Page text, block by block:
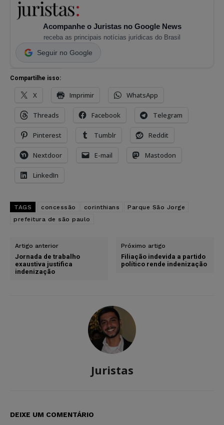
Acompanhe o Juristas no Google News
receba as principais notícias jurídicas do Brasil
Seguir no Google
Compartilhe isso:
X Imprimir WhatsApp
Threads Facebook Telegram
Pinterest Tumblr Reddit
Nextdoor E-mail Mastodon
LinkedIn
TAGS concessão corinthians
Parque São Jorge
prefeitura de são paulo
Artigo anterior
Jornada de trabalho
exaustiva justifica
indenização
Próximo artigo
Filiação indevida a partido
político rende indenização
Juristas
DEIXE UM COMENTÁRIO